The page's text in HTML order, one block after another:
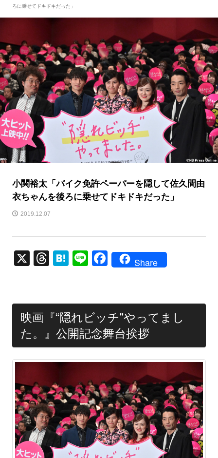
ろに乗せてドキドキだった」
小関裕太「バイク免許ペーパーを隠して佐久間由
衣ちゃんを後ろに乗せてドキドキだった」
2019.12.07
X
T
a
d
s
H
n
a
Li
F
e
b
o
o
k
Share
映画『“隠れビッチ”やってまし
た。』公開記念舞台挨拶